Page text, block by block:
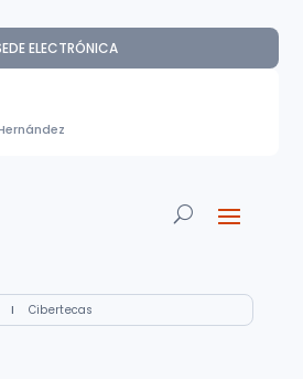
ELECTRÓNICA
I Cibertecas